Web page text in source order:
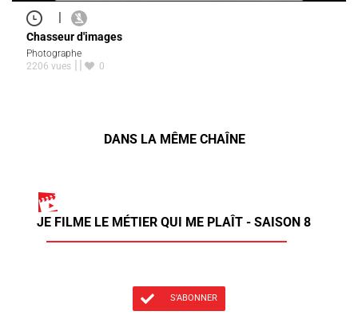
|
Chasseur d'images
Photographe
2206 vues
0
DANS LA MÊME CHAÎNE
JE FILME LE MÉTIER QUI ME PLAÎT - SAISON 8
S'ABONNER